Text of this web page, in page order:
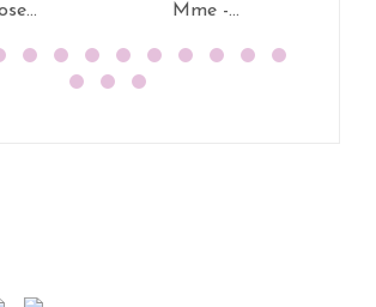
Mme -...